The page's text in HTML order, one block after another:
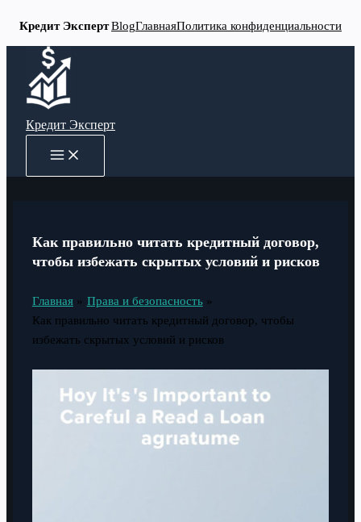
Кредит ЭкспертBlogГлавнаяПолитика конфиденциальности
Перейти
содержимому
Кредит Эксперт
MAIN
MENU
Как правильно читать кредитный договор,
чтобы избежать скрытых условий и рисков
Главная
Права и безопасность
Как правильно читать кредитный договор, чтобы
избежать скрытых условий и рисков